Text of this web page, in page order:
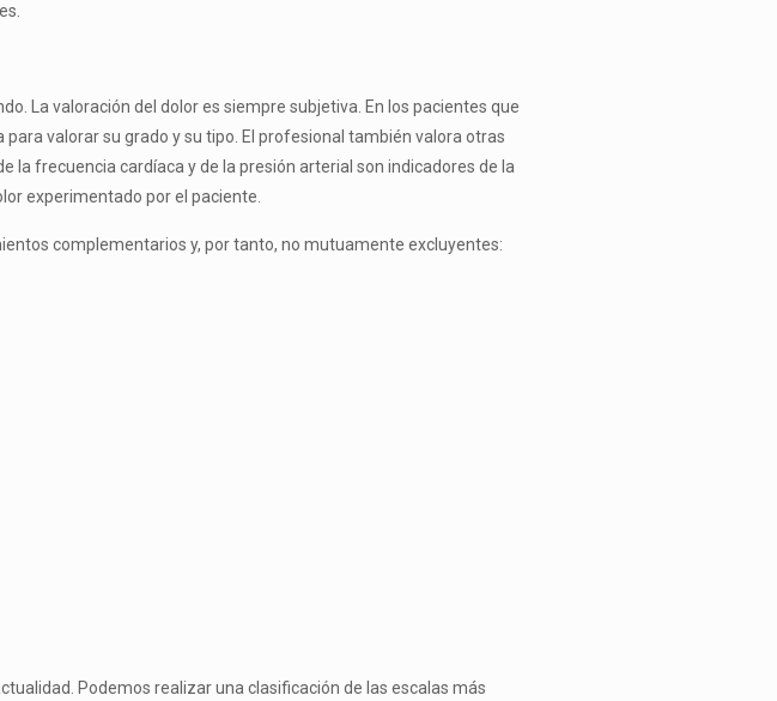
La valoración del dolor es siempre subjetiva. En los pacientes que
valorar su grado y su tipo. El profesional también valora otras
la frecuencia cardía­ca y de la presión arterial son indicadores de la
experimentado por el paciente.
complementarios y, por tanto, no mutuamente excluyentes:
Podemos realizar una clasificación de las escalas más